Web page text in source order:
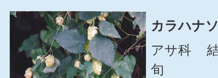
カラハナ
アサ科 結
旬